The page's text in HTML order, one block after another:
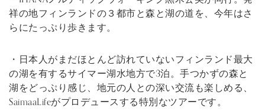
祥の地フィンランドの３都市と森と湖の道を、今年はさ
らにたっぷり歩きます。
・日本人がまだほとんど訪れていないフィンランド最大
の湖を有するサイマー湖水地方で3泊。手つかずの森と
湖をどっぷり感じ、地元の人との深い交流も楽しめる、
SaimaaLifeがプロデュースする特別なツアーです。